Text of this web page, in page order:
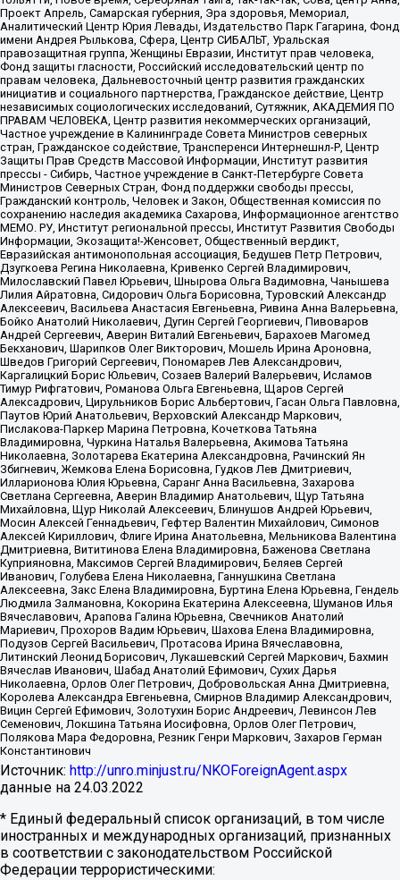
Проект Апрель, Самарская губерния, Эра здоровья, Мемориал,
Аналитический Центр Юрия Левады, Издательство Парк Гагарина, Фонд
имени Андрея Рылькова, Сфера, Центр СИБАЛЬТ, Уральская
правозащитная группа, Женщины Евразии, Институт прав человека,
Фонд защиты гласности, Российский исследовательский центр по
правам человека, Дальневосточный центр развития гражданских
инициатив и социального партнерства, Гражданское действие, Центр
независимых социологических исследований, Сутяжник, АКАДЕМИЯ ПО
ПРАВАМ ЧЕЛОВЕКА, Центр развития некоммерческих организаций,
Частное учреждение в Калининграде Совета Министров северных
стран, Гражданское содействие, Трансперенси Интернешнл-Р, Центр
Защиты Прав Средств Массовой Информации, Институт развития
прессы - Сибирь, Частное учреждение в Санкт-Петербурге Совета
Министров Северных Стран, Фонд поддержки свободы прессы,
Гражданский контроль, Человек и Закон, Общественная комиссия по
сохранению наследия академика Сахарова, Информационное агентство
МЕМО. РУ, Институт региональной прессы, Институт Развития Свободы
Информации, Экозащита!-Женсовет, Общественный вердикт,
Евразийская антимонопольная ассоциация, Бедушев Петр Петрович,
Дзугкоева Регина Николаевна, Кривенко Сергей Владимирович,
Милославский Павел Юрьевич, Шнырова Ольга Вадимовна, Чанышева
Лилия Айратовна, Сидорович Ольга Борисовна, Туровский Александр
Алексеевич, Васильева Анастасия Евгеньевна, Ривина Анна Валерьевна,
Бойко Анатолий Николаевич, Дугин Сергей Георгиевич, Пивоваров
Андрей Сергеевич, Аверин Виталий Евгеньевич, Барахоев Магомед
Бекханович, Шарипков Олег Викторович, Мошель Ирина Ароновна,
Шведов Григорий Сергеевич, Пономарев Лев Александрович,
Каргалицкий Борис Юльевич, Созаев Валерий Валерьевич, Исламов
Тимур Рифгатович, Романова Ольга Евгеньевна, Щаров Сергей
Алексадрович, Цирульников Борис Альбертович, Гасан Ольга Павловна,
Паутов Юрий Анатольевич, Верховский Александр Маркович,
Пислакова-Паркер Марина Петровна, Кочеткова Татьяна
Владимировна, Чуркина Наталья Валерьевна, Акимова Татьяна
Николаевна, Золотарева Екатерина Александровна, Рачинский Ян
Збигневич, Жемкова Елена Борисовна, Гудков Лев Дмитриевич,
Илларионова Юлия Юрьевна, Саранг Анна Васильевна, Захарова
Светлана Сергеевна, Аверин Владимир Анатольевич, Щур Татьяна
Михайловна, Щур Николай Алексеевич, Блинушов Андрей Юрьевич,
Мосин Алексей Геннадьевич, Гефтер Валентин Михайлович, Симонов
Алексей Кириллович, Флиге Ирина Анатольевна, Мельникова Валентина
Дмитриевна, Вититинова Елена Владимировна, Баженова Светлана
Куприяновна, Максимов Сергей Владимирович, Беляев Сергей
Иванович, Голубева Елена Николаевна, Ганнушкина Светлана
Алексеевна, Закс Елена Владимировна, Буртина Елена Юрьевна, Гендель
Людмила Залмановна, Кокорина Екатерина Алексеевна, Шуманов Илья
Вячеславович, Арапова Галина Юрьевна, Свечников Анатолий
Мариевич, Прохоров Вадим Юрьевич, Шахова Елена Владимировна,
Подузов Сергей Васильевич, Протасова Ирина Вячеславовна,
Литинский Леонид Борисович, Лукашевский Сергей Маркович, Бахмин
Вячеслав Иванович, Шабад Анатолий Ефимович, Сухих Дарья
Николаевна, Орлов Олег Петрович, Добровольская Анна Дмитриевна,
Королева Александра Евгеньевна, Смирнов Владимир Александрович,
Вицин Сергей Ефимович, Золотухин Борис Андреевич, Левинсон Лев
Семенович, Локшина Татьяна Иосифовна, Орлов Олег Петрович,
Полякова Мара Федоровна, Резник Генри Маркович, Захаров Герман
Константинович
Источник: http://unro.minjust.ru/NKOForeignAgent.aspx
данные на 24.03.2022
* Единый федеральный список организаций, в том числе
иностранных и международных организаций, признанных
в соответствии с законодательством Российской
Федерации террористическими: